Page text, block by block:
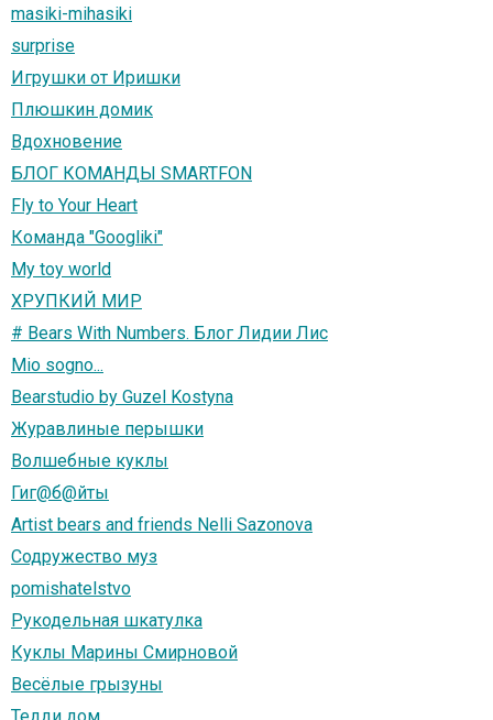
masiki-mihasiki
surprise
Игрушки от Иришки
Плюшкин домик
Вдохновение
БЛОГ КОМАНДЫ SMARTFON
Fly to Your Heart
Команда "Googliki"
My toy world
ХРУПКИЙ МИР
# Bears With Numbers. Блог Лидии Лис
Mio sogno...
Bearstudio by Guzel Kostyna
Журавлиные перышки
Волшебные куклы
Гиг@б@йты
Artist bears and friends Nelli Sazonova
Содружество муз
pomishatelstvo
Рукодельная шкатулка
Куклы Марины Смирновой
Весёлые грызуны